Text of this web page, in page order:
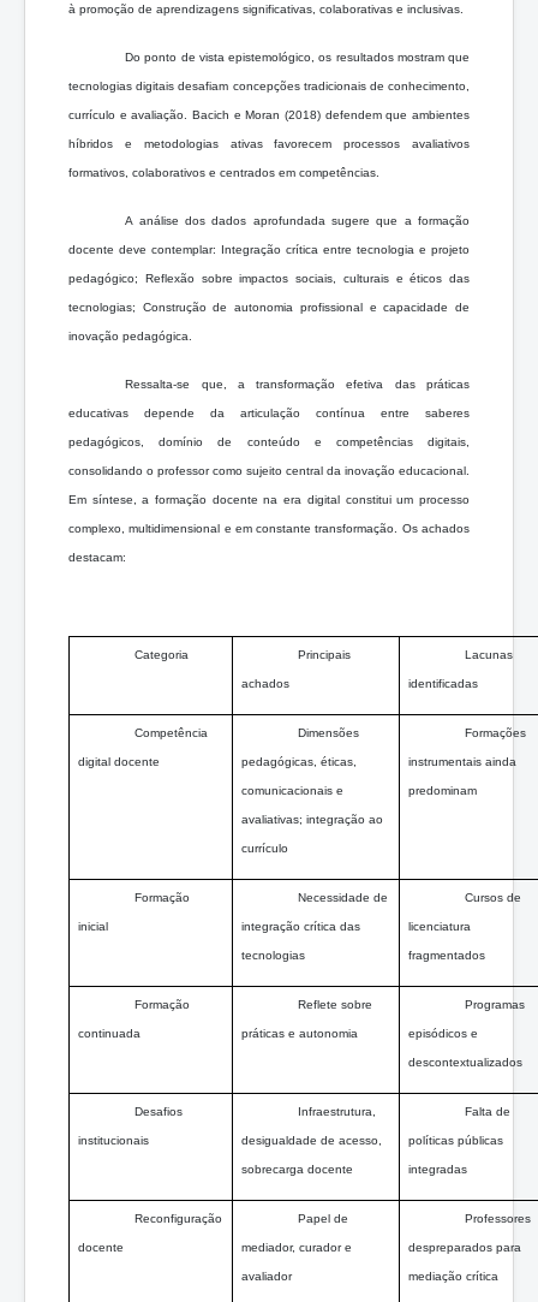
à promoção de aprendizagens significativas, colaborativas e inclusivas.
Do ponto de vista epistemológico, os resultados mostram que
tecnologias digitais desafiam concepções tradicionais de conhecimento,
currículo e avaliação. Bacich e Moran (2018) defendem que ambientes
híbridos e metodologias ativas favorecem processos avaliativos
formativos, colaborativos e centrados em competências.
A análise dos dados aprofundada sugere que a formação
docente deve contemplar: Integração crítica entre tecnologia e projeto
pedagógico; Reflexão sobre impactos sociais, culturais e éticos das
tecnologias; Construção de autonomia profissional e capacidade de
inovação pedagógica.
Ressalta-se que, a transformação efetiva das práticas
educativas depende da articulação contínua entre saberes
pedagógicos, domínio de conteúdo e competências digitais,
consolidando o professor como sujeito central da inovação educacional.
Em síntese, a formação docente na era digital constitui um processo
complexo, multidimensional e em constante transformação. Os achados
destacam:
Categoria Principais
achados
Lacunas
identificadas
Competência
digital docente
Dimensões
pedagógicas, éticas,
comunicacionais e
avaliativas; integração ao
currículo
Formações
instrumentais ainda
predominam
Formação
inicial
Necessidade de
integração crítica das
tecnologias
Cursos de
licenciatura
fragmentados
Formação
continuada
Reflete sobre
práticas e autonomia
Programas
episódicos e
descontextualizados
Desafios
institucionais
Infraestrutura,
desigualdade de acesso,
sobrecarga docente
Falta de
políticas públicas
integradas
Reconfiguração
docente
Papel de
mediador, curador e
avaliador
Professores
despreparados para
mediação crítica